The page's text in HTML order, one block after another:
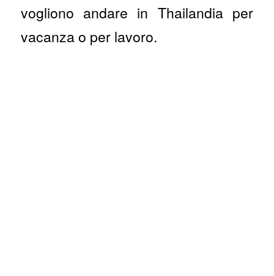
vogliono andare in Thailandia per
vacanza o per lavoro.